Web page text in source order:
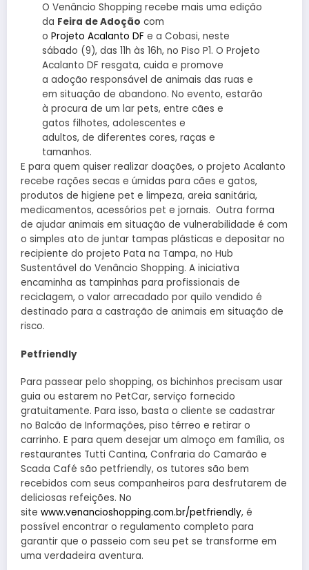
O Venâncio Shopping recebe mais uma edição
da Feira de Adoção com
oProjeto Acalanto DF e a Cobasi, neste
sábado (9), das 11h às 16h, no Piso P1. O Projeto
Acalanto DF resgata, cuida e promove
a adoção responsável de animais das ruas e
em situação de abandono. No evento, estarão
à procura de um lar pets, entre cães e
gatos filhotes, adolescentes e
adultos, de diferentes cores, raças e
tamanhos.
E para quem quiser realizar doações, o projeto Acalanto
recebe rações secas e úmidas para cães e gatos,
produtos de higiene pet e limpeza, areia sanitária,
medicamentos, acessórios pet e jornais. Outra forma
de ajudar animais em situação de vulnerabilidade é com
o simples ato de juntar tampas plásticas e depositar no
recipiente do projeto Pata na Tampa, no Hub
Sustentável do Venâncio Shopping. A iniciativa
encaminha as tampinhas para profissionais de
reciclagem, o valor arrecadado por quilo vendido é
destinado para a castração de animais em situação de
risco.
Petfriendly
Para passear pelo shopping, os bichinhos precisam usar
guia ou estarem no PetCar, serviço fornecido
gratuitamente. Para isso, basta o cliente se cadastrar
no Balcão de Informações, piso térreo e retirar o
carrinho. E para quem desejar um almoço em família, os
restaurantes Tutti Cantina, Confraria do Camarão e
Scada Café são petfriendly, os tutores são bem
recebidos com seus companheiros para desfrutarem de
deliciosas refeições. No
site www.venancioshopping.com.br/petfriendly, é
possível encontrar o regulamento completo para
garantir que o passeio com seu pet se transforme em
uma verdadeira aventura.